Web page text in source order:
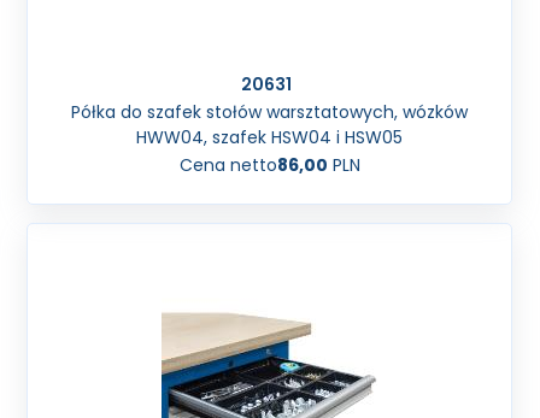
20631
Półka do szafek stołów warsztatowych, wózków
HWW04, szafek HSW04 i HSW05
Cena netto86,00 PLN